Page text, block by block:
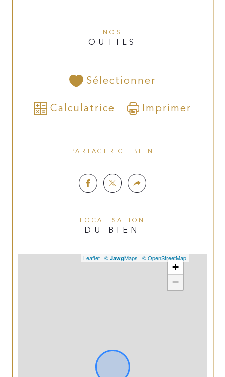
NOS
OUTILS
Sélectionner
Calculatrice
Imprimer
PARTAGER CE BIEN
LOCALISATION
DU BIEN
+
−
Leaflet | © JawgMaps | © OpenStreetMap